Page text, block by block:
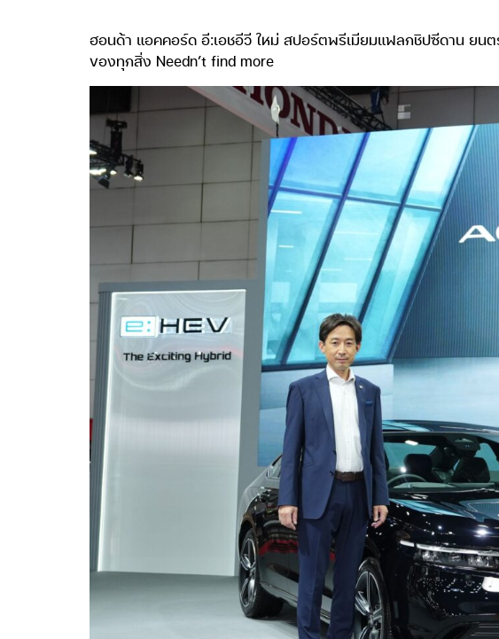
ฮอนด้า แอคคอร์ด อี:เอชอีวี ใหม่ สปอร์ตพรีเมียมแฟลกชิปซีดาน ย
ของทุกสิ่ง Needn’t find more